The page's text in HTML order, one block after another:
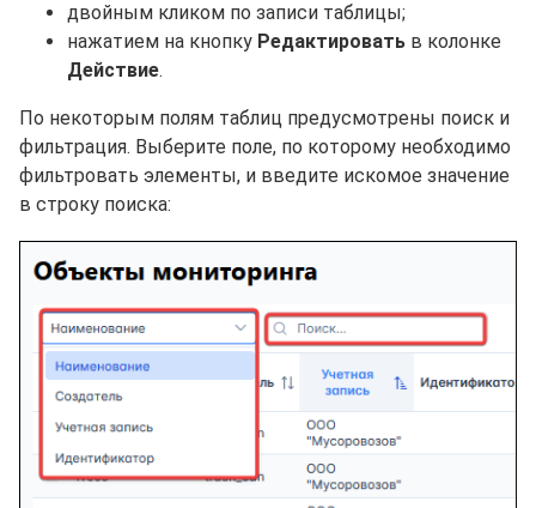
двойным кликом по записи таблицы;
нажатием на кнопку Редактировать в колонке
Действие.
По некоторым полям таблиц предусмотрены поиск и
фильтрация. Выберите поле, по которому необходимо
фильтровать элементы, и введите искомое значение
в строку поиска: